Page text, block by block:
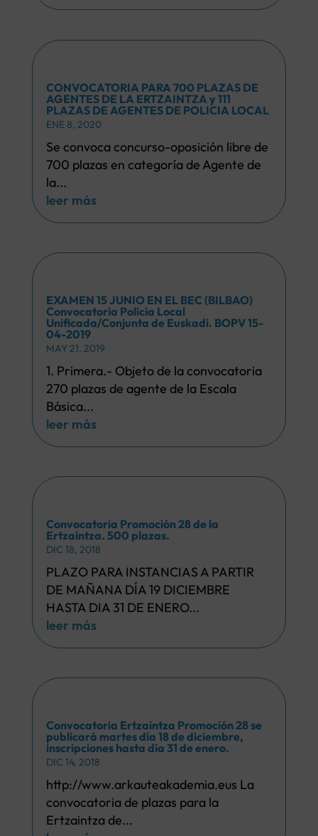
CONVOCATORIA PARA 700 PLAZAS DE
AGENTES DE LA ERTZAINTZA y 111
PLAZAS DE AGENTES DE POLICIA LOCAL
ENE 8, 2020
Se convoca concurso-oposición libre de
700 plazas en categoría de Agente de
la...
leer más
EXAMEN 15 JUNIO EN EL BEC (BILBAO)
Convocatoria Policía Local
Unificada/Conjunta de Euskadi. BOPV 15-
04-2019
MAY 21, 2019
1. Primera.- Objeto de la convocatoria
270 plazas de agente de la Escala
Básica...
leer más
Convocatoria Promoción 28 de la
Ertzaintza. 500 plazas.
DIC 18, 2018
PLAZO PARA INSTANCIAS A PARTIR
DE MAÑANA DÍA 19 DICIEMBRE
HASTA DIA 31 DE ENERO...
leer más
Convocatoria Ertzaintza Promoción 28 se
publicará martes día 18 de diciembre,
inscripciones hasta día 31 de enero.
DIC 14, 2018
http://www.arkauteakademia.eus La
convocatoria de plazas para la
Ertzaintza de...